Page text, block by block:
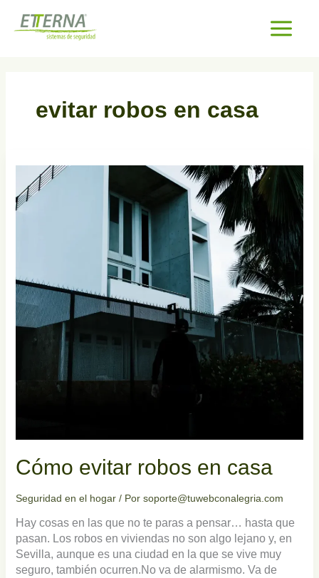
evitar robos en casa
Cómo evitar robos en casa
Seguridad en el hogar/ Por soporte@tuwebconalegria.com
Hay cosas en las que no te paras a pensar… hasta que
pasan. Los robos en viviendas no son algo lejano y, en
Sevilla, aunque es una ciudad en la que se vive muy
seguro, también ocurren.No va de alarmismo. Va de
evitar
robos
en